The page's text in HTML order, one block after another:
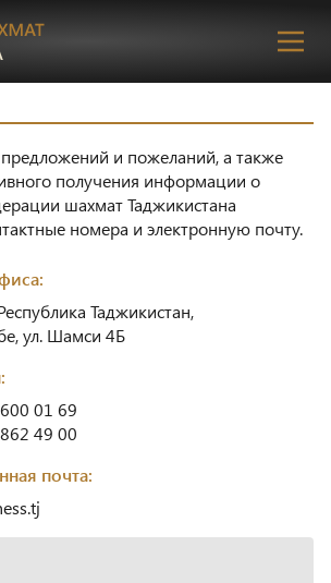
и пожеланий, а также
получения информации о
шахмат Таджикистана
номера и электронную почту.
Таджикистан,
ул. Шамси 4Б
01 69
49 00
почта: